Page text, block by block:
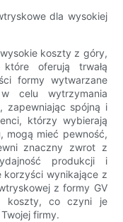
dla wysokiej
koszty z góry,
oferują trwałą
formy wytwarzane
celu wytrzymania
zapewniając spójną i
którzy wybierają
mogą mieć pewność,
znaczny zwrot z
produkcji i
korzyści wynikające z
z formy GV
koszty, co czyni je
firmy.